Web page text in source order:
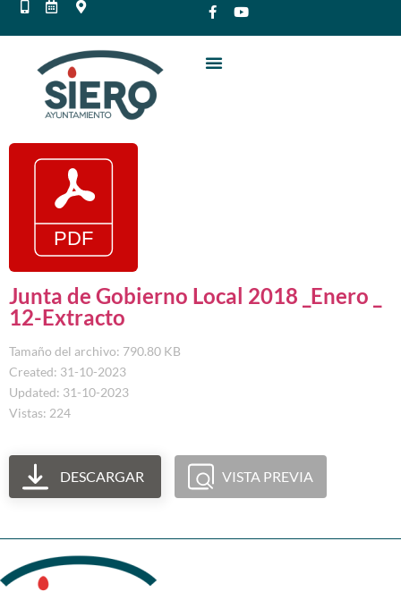
Junta de Gobierno Local 2018 _Enero _
12-Extracto
Tamaño del archivo: 790.80 KB
Created: 31-10-2023
Updated: 31-10-2023
Vistas: 224
DESCARGAR VISTA PREVIA